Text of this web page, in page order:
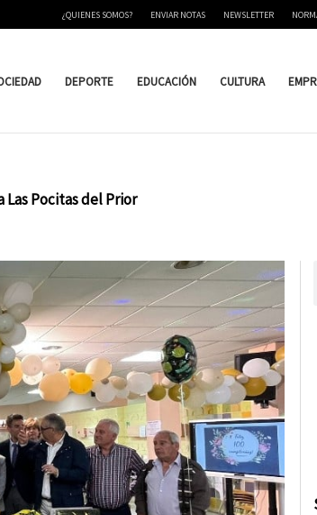
¿QUIENES SOMOS? ENVIAR NOTAS NEWSLETTER
DEPORTE EDUCACIÓN CULTURA
Las Pocitas del Prior